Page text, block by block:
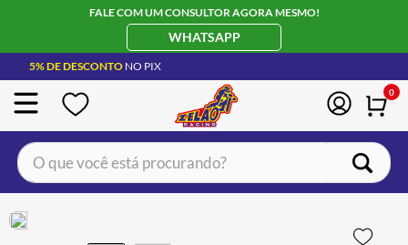
FALE COM UM CONSULTOR AGORA MESMO!
WHATSAPP
5% DE DESCONTO NO PIX
0
O que você está procurando?